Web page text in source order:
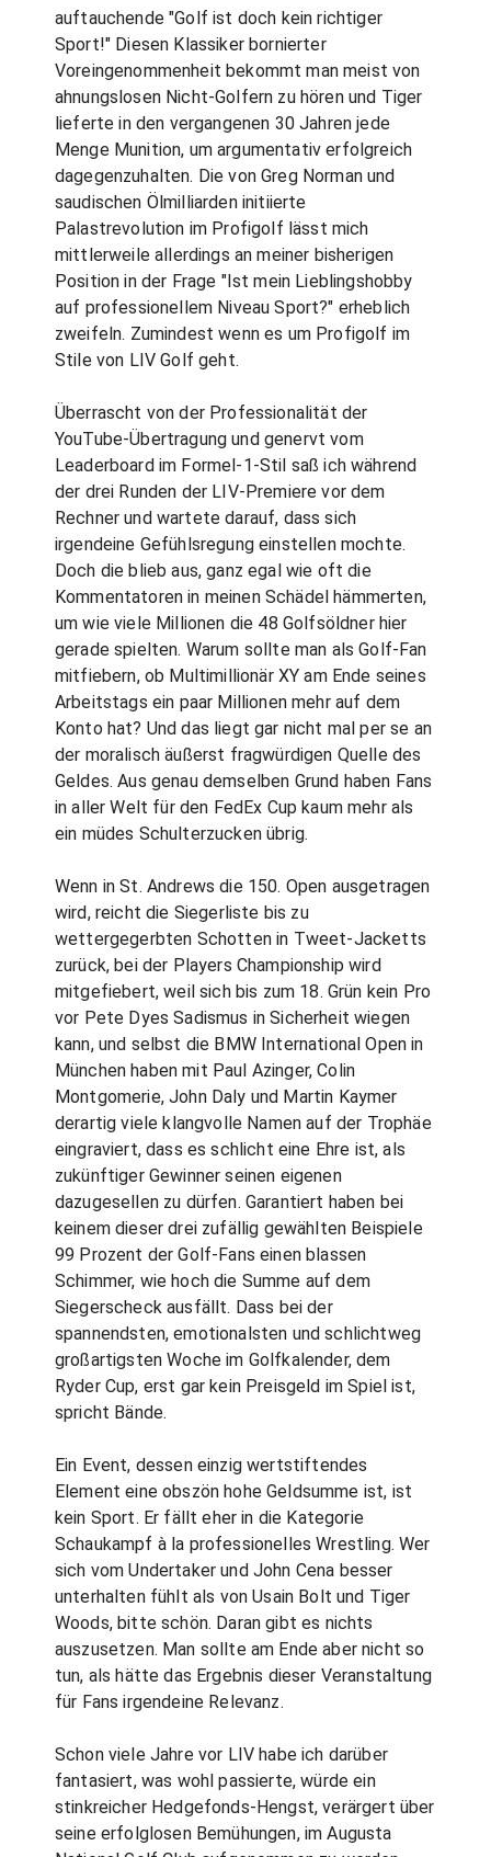
auftauchende "Golf ist doch kein richtiger
Sport!" Diesen Klassiker bornierter
Voreingenommenheit bekommt man meist von
ahnungslosen Nicht-Golfern zu hören und Tiger
lieferte in den vergangenen 30 Jahren jede
Menge Munition, um argumentativ erfolgreich
dagegenzuhalten. Die von Greg Norman und
saudischen Ölmilliarden initiierte
Palastrevolution im Profigolf lässt mich
mittlerweile allerdings an meiner bisherigen
Position in der Frage "Ist mein Lieblingshobby
auf professionellem Niveau Sport?" erheblich
zweifeln. Zumindest wenn es um Profigolf im
Stile von LIV Golf geht.
Überrascht von der Professionalität der
YouTube-Übertragung und genervt vom
Leaderboard im Formel-1-Stil saß ich während
der drei Runden der LIV-Premiere vor dem
Rechner und wartete darauf, dass sich
irgendeine Gefühlsregung einstellen mochte.
Doch die blieb aus, ganz egal wie oft die
Kommentatoren in meinen Schädel hämmerten,
um wie viele Millionen die 48 Golfsöldner hier
gerade spielten. Warum sollte man als Golf-Fan
mitfiebern, ob Multimillionär XY am Ende seines
Arbeitstags ein paar Millionen mehr auf dem
Konto hat? Und das liegt gar nicht mal per se an
der moralisch äußerst fragwürdigen Quelle des
Geldes. Aus genau demselben Grund haben Fans
in aller Welt für den FedEx Cup kaum mehr als
ein müdes Schulterzucken übrig.
Wenn in St. Andrews die 150. Open ausgetragen
wird, reicht die Siegerliste bis zu
wettergegerbten Schotten in Tweet-Jacketts
zurück, bei der Players Championship wird
mitgefiebert, weil sich bis zum 18. Grün kein Pro
vor Pete Dyes Sadismus in Sicherheit wiegen
kann, und selbst die BMW International Open in
München haben mit Paul Azinger, Colin
Montgomerie, John Daly und Martin Kaymer
derartig viele klangvolle Namen auf der Trophäe
eingraviert, dass es schlicht eine Ehre ist, als
zukünftiger Gewinner seinen eigenen
dazugesellen zu dürfen. Garantiert haben bei
keinem dieser drei zufällig gewählten Beispiele
99 Prozent der Golf-Fans einen blassen
Schimmer, wie hoch die Summe auf dem
Siegerscheck ausfällt. Dass bei der
spannendsten, emotionalsten und schlichtweg
großartigsten Woche im Golfkalender, dem
Ryder Cup, erst gar kein Preisgeld im Spiel ist,
spricht Bände.
Ein Event, dessen einzig wertstiftendes
Element eine obszön hohe Geldsumme ist, ist
kein Sport. Er fällt eher in die Kategorie
Schaukampf à la professionelles Wrestling. Wer
sich vom Undertaker und John Cena besser
unterhalten fühlt als von Usain Bolt und Tiger
Woods, bitte schön. Daran gibt es nichts
auszusetzen. Man sollte am Ende aber nicht so
tun, als hätte das Ergebnis dieser Veranstaltung
für Fans irgendeine Relevanz.
Schon viele Jahre vor LIV habe ich darüber
fantasiert, was wohl passierte, würde ein
stinkreicher Hedgefonds-Hengst, verärgert über
seine erfolglosen Bemühungen, im Augusta